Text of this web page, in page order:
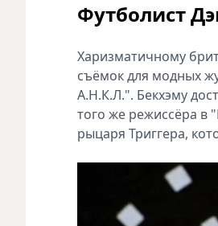
Футболист
Харизматичному
съёмок для модных
А.Н.К.Л.". Бекхэму
того же режиссёра в
рыцаря Триггера,